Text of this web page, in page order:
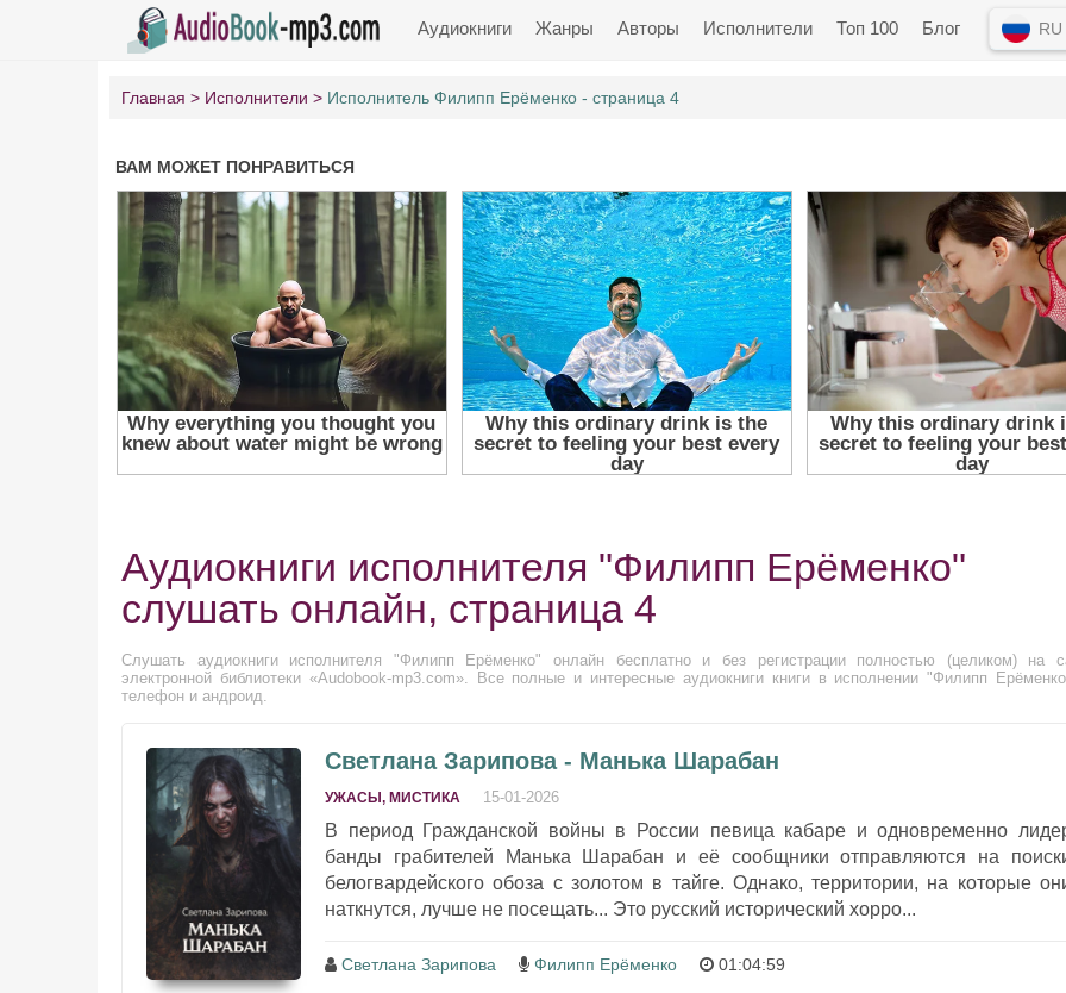
Аудиокниги Жанры Авторы Исполнители Топ 100 Блог RU
Главная Исполнители Исполнитель Филипп Ерёменко - страница 4
Аудиокниги исполнителя "Филипп Ерёменко"
слушать онлайн, страница 4
Слушать аудиокниги исполнителя "Филипп Ерёменко" онлайн бесплатно и без регистрации полностью (целиком) на
электронной библиотеки «Audobook-mp3.com». Все полные и интересные аудиокниги книги в исполнении "Филипп
телефон и андроид.
Светлана Зарипова - Манька Шарабан
УЖАСЫ, МИСТИКА 15-01-2026
В период Гражданской войны в России певица кабаре и одновременно
банды грабителей Манька Шарабан и её сообщники отправляются на
белогвардейского обоза с золотом в тайге. Однако, территории, на которые
наткнутся, лучше не посещать... Это русский исторический хорро...
Светлана Зарипова Филипп Ерёменко 01:04:59